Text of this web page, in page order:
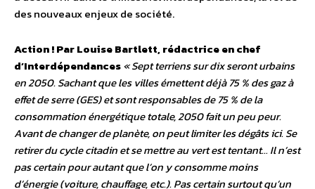
des nouveaux enjeux de société.
Action ! Par Louise Bartlett, rédactrice en chef
d’Interdépendances« Sept terriens sur dix seront urbains
en 2050. Sachant que les villes émettent déjà 75 % des gaz à
effet de serre (GES) et sont responsables de 75 % de la
consommation énergétique totale, 2050 fait un peu peur.
Avant de changer de planète, on peut limiter les dégâts ici. Se
retirer du cycle citadin et se mettre au vert est tentant… Il n’est
pas certain pour autant que l’on y consomme moins
d’énergie (voiture, chauffage, etc.). Pas certain surtout qu’un